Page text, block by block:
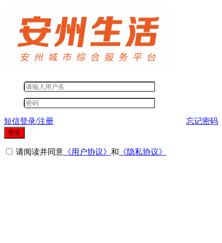
短信登录/注册 忘记密码
登录
请阅读并同意 《用户协议》 和 《隐私协议》